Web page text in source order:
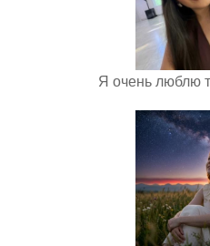
Я очень люблю